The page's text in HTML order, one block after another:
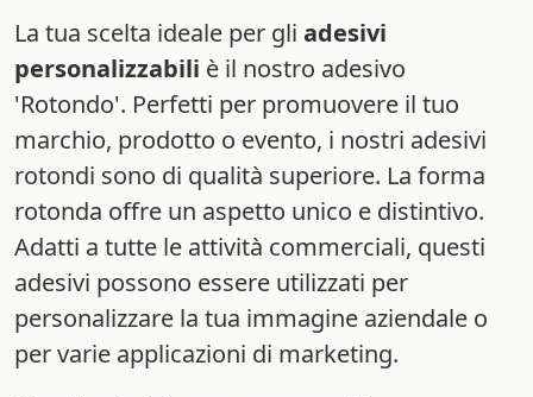
La tua scelta ideale per gli adesivi
personalizzabili è il nostro adesivo
'Rotondo'. Perfetti per promuovere il tuo
marchio, prodotto o evento, i nostri adesivi
rotondi sono di qualità superiore. La forma
rotonda offre un aspetto unico e distintivo.
Adatti a tutte le attività commerciali, questi
adesivi possono essere utilizzati per
personalizzare la tua immagine aziendale o
per varie applicazioni di marketing.